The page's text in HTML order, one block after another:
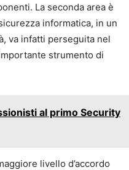
La seconda area è
informatica, in un
va infatti perseguita nel
strumento di
al primo Security
livello d’accordo